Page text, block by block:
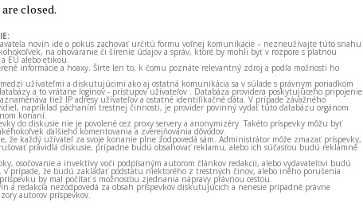
closed.
novín ide o pokus zachovať určitú formu voľnej komunikácie – nezneužívajte túto snahu
na ohováranie či šírenie údajov a správ, ktoré by mohli byť v rozpore s platnou
EÚ alebo etikou.
informácie a hoaxy. Šírte len to, k čomu poznáte relevantný zdroj a podľa možnosti ho
užívateľmi a diskutujúcimi ako aj ostatná komunikácia sa v súlade s právnym poriadkom
a to vrátane loginov - prístupov užívateľov . Databáza providera poskytujúceho pripojenie
tiež IP adresy užívateľov a ostatné identifikačné dáta. V prípade závažného
napríklad páchaním trestnej činnosti, je provider povinný vydať túto databázu orgánom
konaní.
do diskusie nie je povolené cez proxy servery a anonymizéry. Takéto príspevky môžu byť
ďalšieho komentovania a zverejňovania dôvodov.
že každý užívateľ za svoje konanie plne zodpovedá sám. Administrátor môže zmazať príspevky,
pravidlá diskusie, prípadne budú obsahovať reklamu, alebo ich súčasťou budú reklamné
osočovanie a invektívy voči podpísaným autorom článkov redakcii, alebo vydavateľovi budú
v prípade, že budú zakladať podstatu niektorého z trestných činov, alebo iného porušenia
by mal počítať s možnosťou zjednania nápravy právnou cestou.
a redakcia nezodpovedá za obsah príspevkov diskutujúcich a nenesie prípadné právne
autorov príspevkov.